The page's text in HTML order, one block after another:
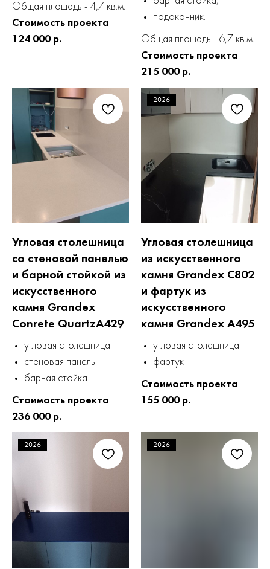
Общая площадь - 4,7 кв.м.
Стоимость проекта
124 000 р.
подоконник.
Общая площадь - 6,7 кв.м.
Стоимость проекта
215 000 р.
Угловая столешница
со стеновой панелью
и барной стойкой из
искусственного
камня Grandex
Conrete QuartzA429
угловая столешница
стеновая панель
барная стойка
Стоимость проекта
236 000 р.
2026
Угловая столешница
из искусственного
камня Grandex C802
и фартук из
искусственного
камня Grandex A495
угловая столешница
фартук
Стоимость проекта
155 000 р.
2026 2026